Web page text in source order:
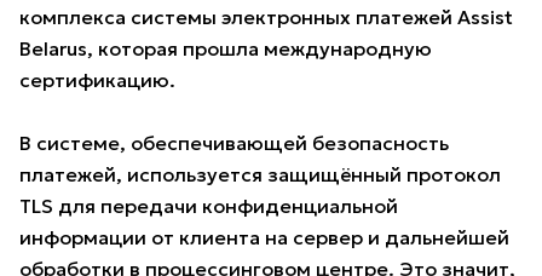
комплекса системы электронных платежей Assist
Belarus, которая прошла международную
сертификацию.
В системе, обеспечивающей безопасность
платежей, используется защищённый протокол
TLS для передачи конфиденциальной
информации от клиента на сервер и дальнейшей
обработки в процессинговом центре. Это значит,